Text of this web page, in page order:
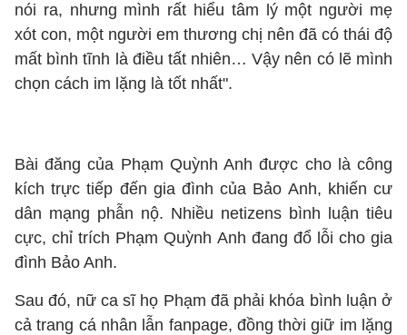
nói ra, nhưng mình rất hiểu tâm lý một người mẹ
xót con, một người em thương chị nên đã có thái độ
mất bình tĩnh là điều tất nhiên… Vậy nên có lẽ mình
chọn cách im lặng là tốt nhất".
Bài đăng của Phạm Quỳnh Anh được cho là công
kích trực tiếp đến gia đình của Bảo Anh, khiến cư
dân mạng phẫn nộ. Nhiều netizens bình luận tiêu
cực, chỉ trích Phạm Quỳnh Anh đang đổ lỗi cho gia
đình Bảo Anh.
Sau đó, nữ ca sĩ họ Phạm đã phải khóa bình luận ở
cả trang cá nhân lẫn fanpage, đồng thời giữ im lặng